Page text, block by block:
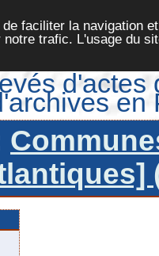
faciliter la navigation
trafic. L'usage du
d'actes
en